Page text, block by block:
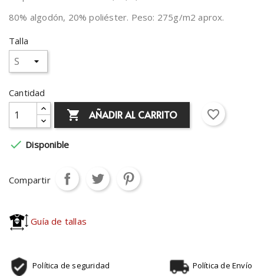
80% algodón, 20% poliéster. Peso: 275g/m2 aprox.
Talla
Cantidad
 AÑADIR AL CARRITO favorite_border
 Disponible
Compartir
Guía de tallas
Política de seguridad Política de Envío